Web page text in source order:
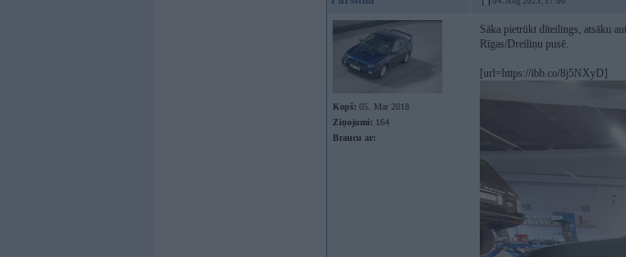
Kopš: 05. Mar 2018
Ziņojumi: 164
Braucu ar:
Sāka pietrūkt dīteilings, atsāku
Rīgas/Dreiliņu pusē.
[url=https://ibb.co/8j5NXyD]